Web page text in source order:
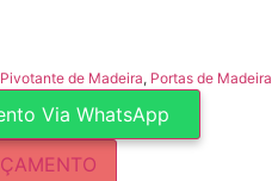
de Madeira, Portas de Madeira
Via WhatsApp